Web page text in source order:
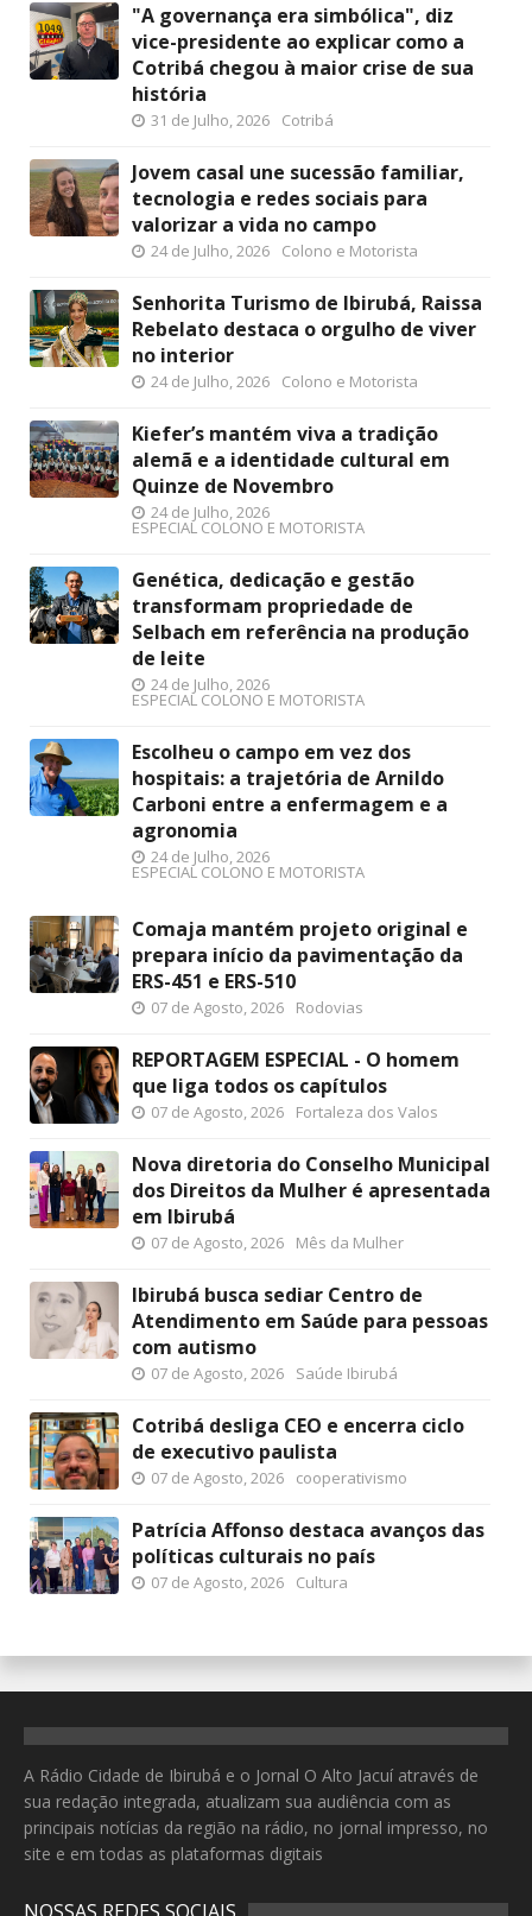
"A governança era simbólica", diz
vice-presidente ao explicar como a
Cotribá chegou à maior crise de sua
história
31 de Julho, 2026 Cotribá
Jovem casal une sucessão familiar,
tecnologia e redes sociais para
valorizar a vida no campo
24 de Julho, 2026 Colono e Motorista
Senhorita Turismo de Ibirubá, Raissa
Rebelato destaca o orgulho de viver
no interior
24 de Julho, 2026 Colono e Motorista
Kiefer’s mantém viva a tradição
alemã e a identidade cultural em
Quinze de Novembro
24 de Julho, 2026
ESPECIAL COLONO E MOTORISTA
Genética, dedicação e gestão
transformam propriedade de
Selbach em referência na produção
de leite
24 de Julho, 2026
ESPECIAL COLONO E MOTORISTA
Escolheu o campo em vez dos
hospitais: a trajetória de Arnildo
Carboni entre a enfermagem e a
agronomia
24 de Julho, 2026
ESPECIAL COLONO E MOTORISTA
Comaja mantém projeto original e
prepara início da pavimentação da
ERS-451 e ERS-510
07 de Agosto, 2026 Rodovias
REPORTAGEM ESPECIAL - O homem
que liga todos os capítulos
07 de Agosto, 2026 Fortaleza dos Valos
Nova diretoria do Conselho Municipal
dos Direitos da Mulher é apresentada
em Ibirubá
07 de Agosto, 2026 Mês da Mulher
Ibirubá busca sediar Centro de
Atendimento em Saúde para pessoas
com autismo
07 de Agosto, 2026 Saúde Ibirubá
Cotribá desliga CEO e encerra ciclo
de executivo paulista
07 de Agosto, 2026 cooperativismo
Patrícia Affonso destaca avanços das
políticas culturais no país
07 de Agosto, 2026 Cultura
A Rádio Cidade de Ibirubá e o Jornal O Alto Jacuí através de
sua redação integrada, atualizam sua audiência com as
principais notícias da região na rádio, no jornal impresso, no
site e em todas as plataformas digitais
NOSSAS REDES SOCIAIS